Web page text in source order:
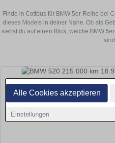
Alle Cookies akzeptieren
Einstellungen
Finde in Cottbus für BMW 5er-Reihe bei
dieses Models in deiner Nähe. Ob als
siehst du auf einen Blick, welche BMW
sind.